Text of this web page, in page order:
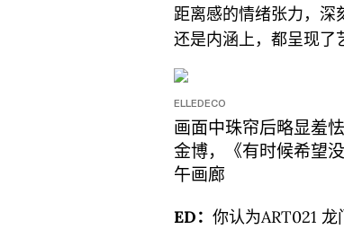
距离感的情绪张力，深
还是内涵上，都呈现了
ELLEDECO
画面中珠帘后略显羞
金博，《有时候希望
午画廊
ED： 你认为ART021